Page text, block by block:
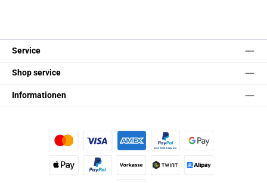
Service
Shop service
Informationen
Kredit- oder Debitkarte Später BezahlenGoogle Pay
Vorkasse